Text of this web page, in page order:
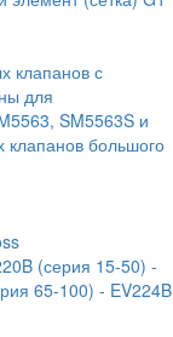
клапанов с
для
SM5563S и
большого
(серия 15-50) -
65-100) - EV224B